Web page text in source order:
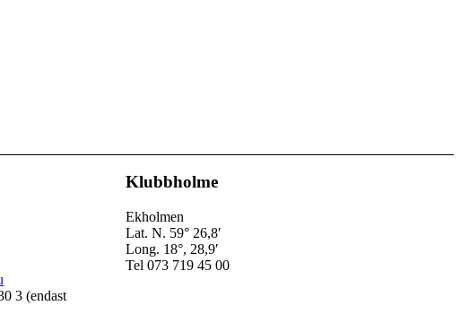
3 (endast
Klubbholme
Ekholmen
Lat. N. 59° 26,8′
Long. 18°, 28,9′
Tel 073 719 45 00